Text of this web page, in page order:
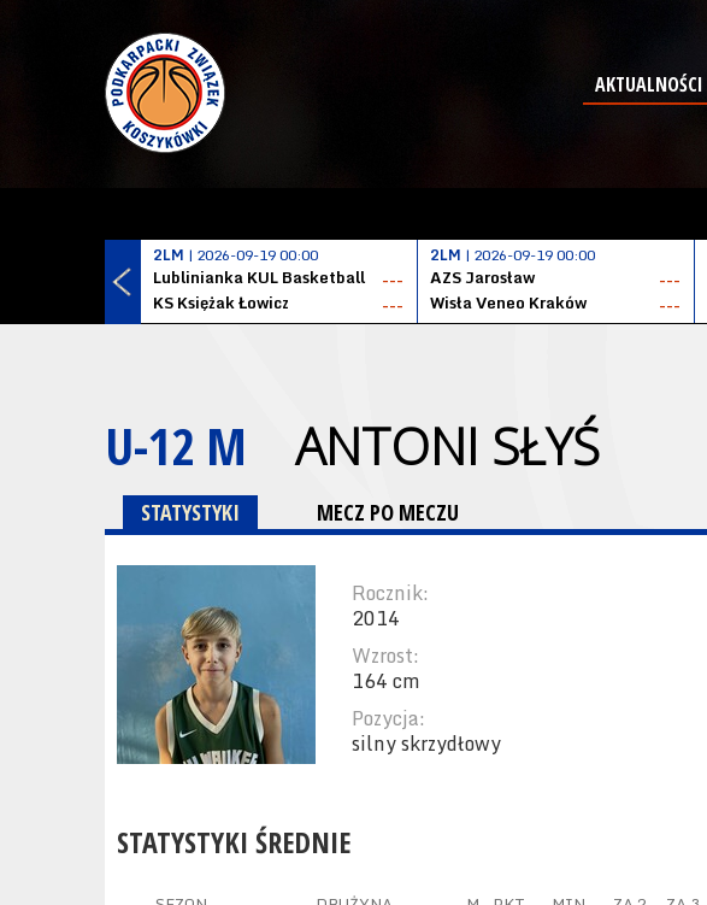
AKTUALNOŚCI
2LM | 2026-09-19 00:00
Lublinianka KUL Basketball
---
KS Księżak Łowicz
---
2LM | 2026-09-19 00:00
AZS Jarosław
---
Wisła Veneo Kraków
---
U-12 M ANTONI SŁYŚ
STATYSTYKI MECZ PO MECZU
Rocznik:
2014
Wzrost:
164 cm
Pozycja:
silny skrzydłowy
STATYSTYKI ŚREDNIE